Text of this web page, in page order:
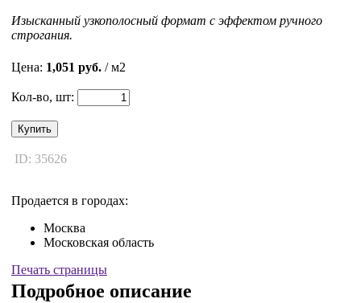
Изысканный узкополосный формат с эффектом ручного
строгания.
Цена: 1,051 руб. / м2
Кол-во, шт:
Купить
ID: 35626
Продается в городах:
Москва
Московская область
Печать страницы
Подробное описание